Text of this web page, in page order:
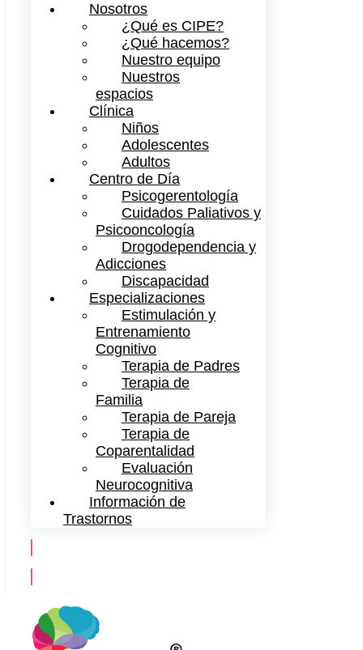
Nosotros
¿Qué es CIPE?
¿Qué hacemos?
Nuestro equipo
Nuestros
espacios
Clínica
Niños
Adolescentes
Adultos
Centro de Día
Psicogerentología
Cuidados Paliativos y
Psicooncología
Drogodependencia y
Adicciones
Discapacidad
Especializaciones
Estimulación y
Entrenamiento
Cognitivo
Terapia de Padres
Terapia de
Familia
Terapia de Pareja
Terapia de
Coparentalidad
Evaluación
Neurocognitiva
Información de
Trastornos